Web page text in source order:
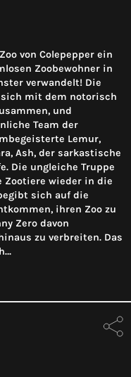
von Colepepper ein
Zoobewohner in
verwandelt! Die
mit dem notorisch
und
Team der
Lemur,
Ash, der sarkastische
Die ungleiche Truppe
Zootiere wieder in die
sich auf die
ihren Zoo zu
Zero davon
zu verbreiten. Das